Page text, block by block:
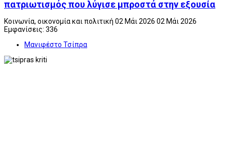
πατριωτισμός που λύγισε μπροστά στην εξουσία
Κοινωνία, οικονομία και πολιτική 02 Μάι 2026 02 Μάι 2026
Εμφανίσεις: 336
Μανιφέστο Τσίπρα